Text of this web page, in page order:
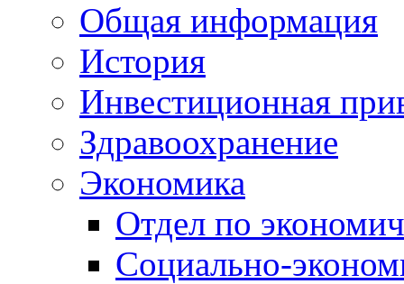
Общая информация
История
Инвестиционная
Здравоохранение
Экономика
Отдел по
Социально-